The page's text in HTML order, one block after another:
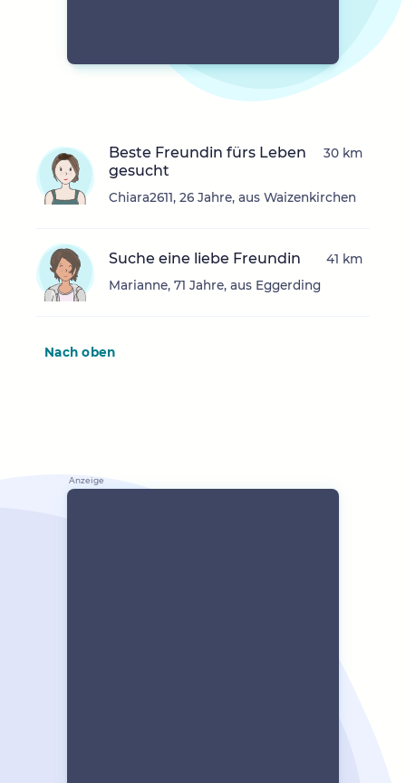
Beste Freundin fürs Leben
gesucht
Chiara2611, 26 Jahre, aus Waizenkirchen
30 km
Suche eine liebe Freundin
Marianne, 71 Jahre, aus Eggerding
41 km
Nach oben